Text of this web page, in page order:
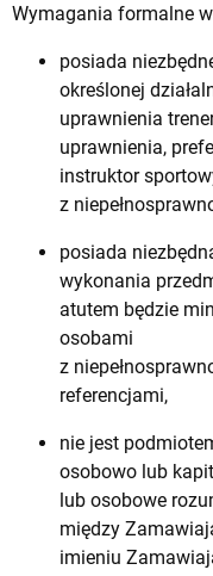
Wymagania formalne
posiada
określonej
uprawnienia
uprawnienia,
instruktor
z
posiada
wykonania
atutem będzie
osobami
z
referencjami,
nie jest
osobowo lub
lub osobowe
między
imieniu